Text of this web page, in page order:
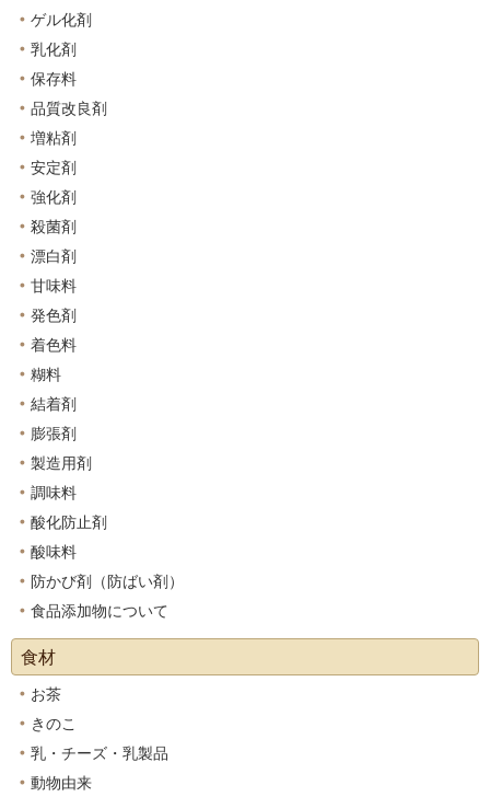
ゲル化剤
乳化剤
保存料
品質改良剤
増粘剤
安定剤
強化剤
殺菌剤
漂白剤
甘味料
発色剤
着色料
糊料
結着剤
膨張剤
製造用剤
調味料
酸化防止剤
酸味料
防かび剤（防ばい剤）
食品添加物について
食材
お茶
きのこ
乳・チーズ・乳製品
動物由来